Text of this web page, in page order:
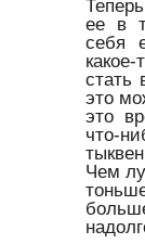
ее в
себя
стать
это
это
что-
Чем